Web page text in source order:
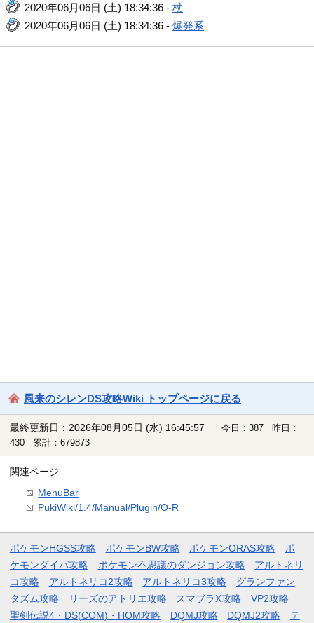
2020年06月06日 (土) 18:34:36 -杖
2020年06月06日 (土) 18:34:36 -爆発系
風来のシレンDS攻略Wiki トップページに戻る
最終更新日：2026年08月05日 (水) 16:45:57
今日：387 昨日：
430 累計：679873
関連ページ
MenuBar
PukiWiki/1.4/Manual/Plugin/O-R
ポケモンHGSS攻略 ポケモンBW攻略 ポケモンORAS攻略
ポ
ケモンダイパ攻略
ポケモン不思議のダンジョン攻略
アルトネリ
コ攻略
アルトネリコ2攻略 アルトネリコ3攻略
グランファン
タズム攻略
リーズのアトリエ攻略 スマブラX攻略
VP2攻略
聖剣伝説4・DS(COM)・HOM攻略
DQMJ攻略 DQMJ2攻略 テ